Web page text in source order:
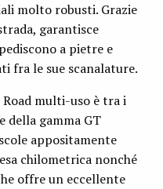
molto robusti. Grazie
garantisce
a pietre e
fra le sue scanalature.
multi-uso è tra i
della gamma GT
appositamente
chilometrica nonché
offre un eccellente